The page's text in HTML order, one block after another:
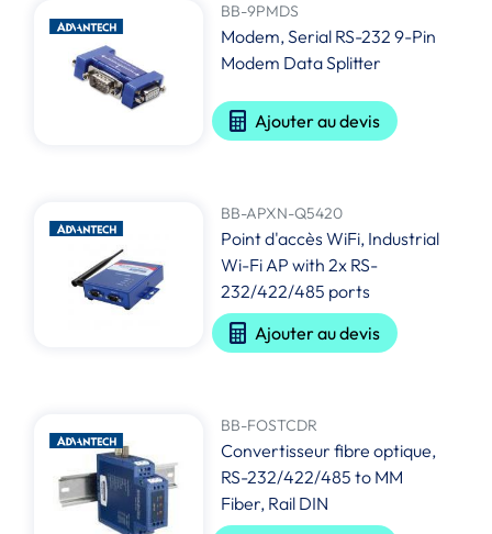
BB-9PMDS
Modem, Serial RS-232 9-Pin
Modem Data Splitter
Ajouter au devis
BB-APXN-Q5420
Point d'accès WiFi, Industrial
Wi-Fi AP with 2x RS-
232/422/485 ports
Ajouter au devis
BB-FOSTCDR
Convertisseur fibre optique,
RS-232/422/485 to MM
Fiber, Rail DIN